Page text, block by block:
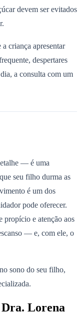
devem ser evitados
a criança apresentar
despertares
a consulta com um
— é uma
seu filho durma as
é um dos
pode oferecer.
propício e atenção aos
— e, com ele, o
sono do seu filho,
Dra. Lorena